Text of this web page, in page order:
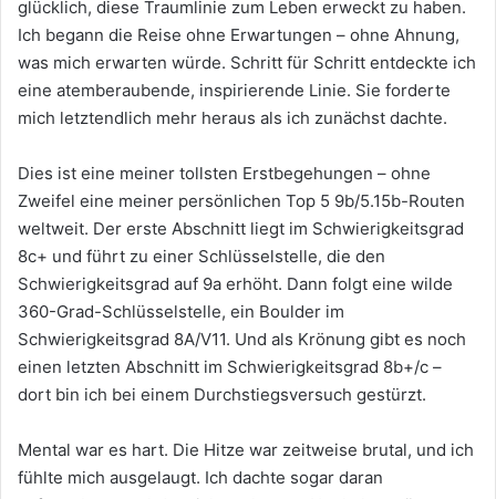
glücklich, diese Traumlinie zum Leben erweckt zu haben.
Ich begann die Reise ohne Erwartungen – ohne Ahnung,
was mich erwarten würde. Schritt für Schritt entdeckte ich
eine atemberaubende, inspirierende Linie. Sie forderte
mich letztendlich mehr heraus als ich zunächst dachte.
Dies ist eine meiner tollsten Erstbegehungen – ohne
Zweifel eine meiner persönlichen Top 5 9b/5.15b-Routen
weltweit. Der erste Abschnitt liegt im Schwierigkeitsgrad
8c+ und führt zu einer Schlüsselstelle, die den
Schwierigkeitsgrad auf 9a erhöht. Dann folgt eine wilde
360-Grad-Schlüsselstelle, ein Boulder im
Schwierigkeitsgrad 8A/V11. Und als Krönung gibt es noch
einen letzten Abschnitt im Schwierigkeitsgrad 8b+/c –
dort bin ich bei einem Durchstiegsversuch gestürzt.
Mental war es hart. Die Hitze war zeitweise brutal, und ich
fühlte mich ausgelaugt. Ich dachte sogar daran